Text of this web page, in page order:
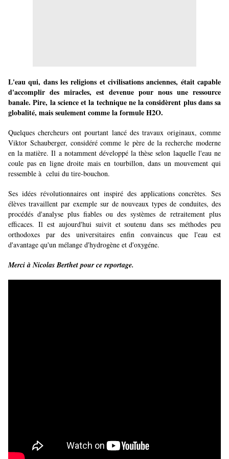
L'eau qui, dans les religions et civilisations anciennes, était capable
d'accomplir des miracles, est devenue pour nous une ressource
banale. Pire, la science et la technique ne la considèrent plus dans sa
globalité, mais seulement comme la formule H2O.
Quelques chercheurs ont pourtant lancé des travaux originaux, comme
Viktor Schauberger, considéré comme le père de la recherche moderne
en la matière. Il a notamment développé la thèse selon laquelle l'eau ne
coule pas en ligne droite mais en tourbillon, dans un mouvement qui
ressemble à celui du tire-bouchon.
Ses idées révolutionnaires ont inspiré des applications concrètes. Ses
élèves travaillent par exemple sur de nouveaux types de conduites, des
procédés d'analyse plus fiables ou des systèmes de retraitement plus
efficaces. Il est aujourd'hui suivit et soutenu dans ses méthodes peu
orthodoxes par des universitaires enfin convaincus que l'eau est
d'avantage qu'un mélange d'hydrogène et d'oxygéne.
Merci à Nicolas Berthet pour ce reportage.